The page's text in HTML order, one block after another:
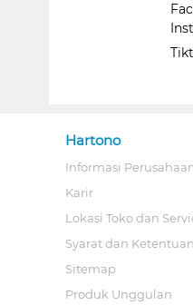
Hartono
Informasi
Karir
Lokasi Toko dan
Syarat dan Ketentuan
Sitemap
Produk Unggulan